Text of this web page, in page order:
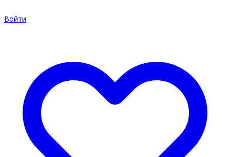
Войти